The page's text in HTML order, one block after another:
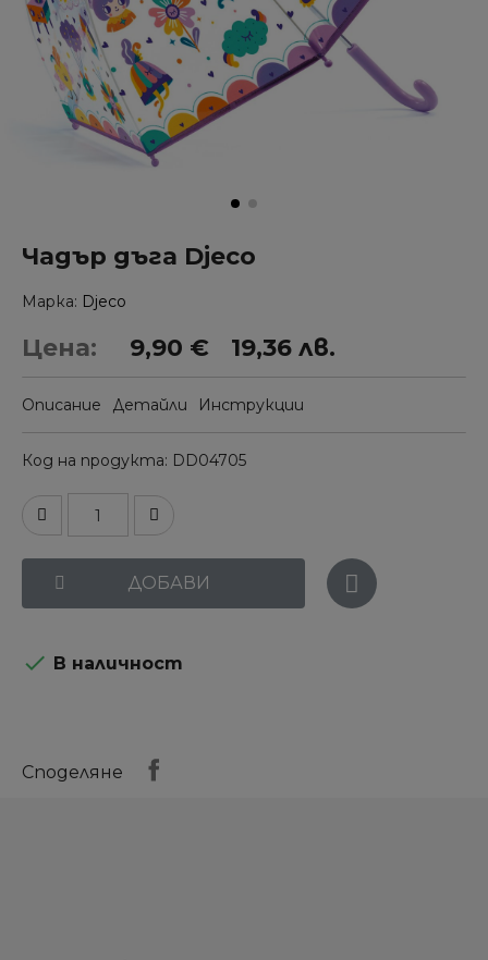
Чадър дъга Djeco
Марка Djeco
Цена: 9,90 € 19,36 лв.
Описание Детайли Инструкции
Код на продукта DD04705
ДОБАВИ
 В наличност
Споделяне